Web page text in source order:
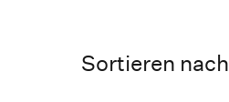
Sortieren nach